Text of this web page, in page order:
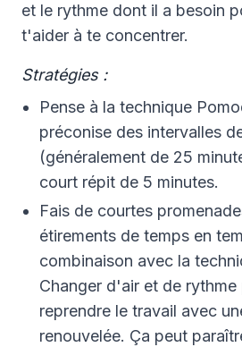
et le rythme dont il a besoin
t'aider à te concentrer.
Stratégies :
Pense à la technique
préconise des intervalles
(généralement de 25
court répit de 5 minutes.
Fais de courtes
étirements de temps en
combinaison avec la
Changer d'air et de
reprendre le travail avec
renouvelée. Ça peut